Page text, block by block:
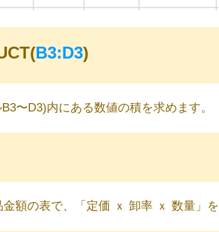
B3:D3)
〜D3)内にある数値の積を求めます。
金額の表で、「定価 ｘ 卸率 ｘ 数量」を